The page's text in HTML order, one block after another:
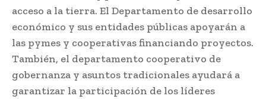
acceso a la tierra. El Departamento de desarrollo
económico y sus entidades públicas apoyarán a
las pymes y cooperativas financiando proyectos.
También, el departamento cooperativo de
gobernanza y asuntos tradicionales ayudará a
garantizar la participación de los líderes